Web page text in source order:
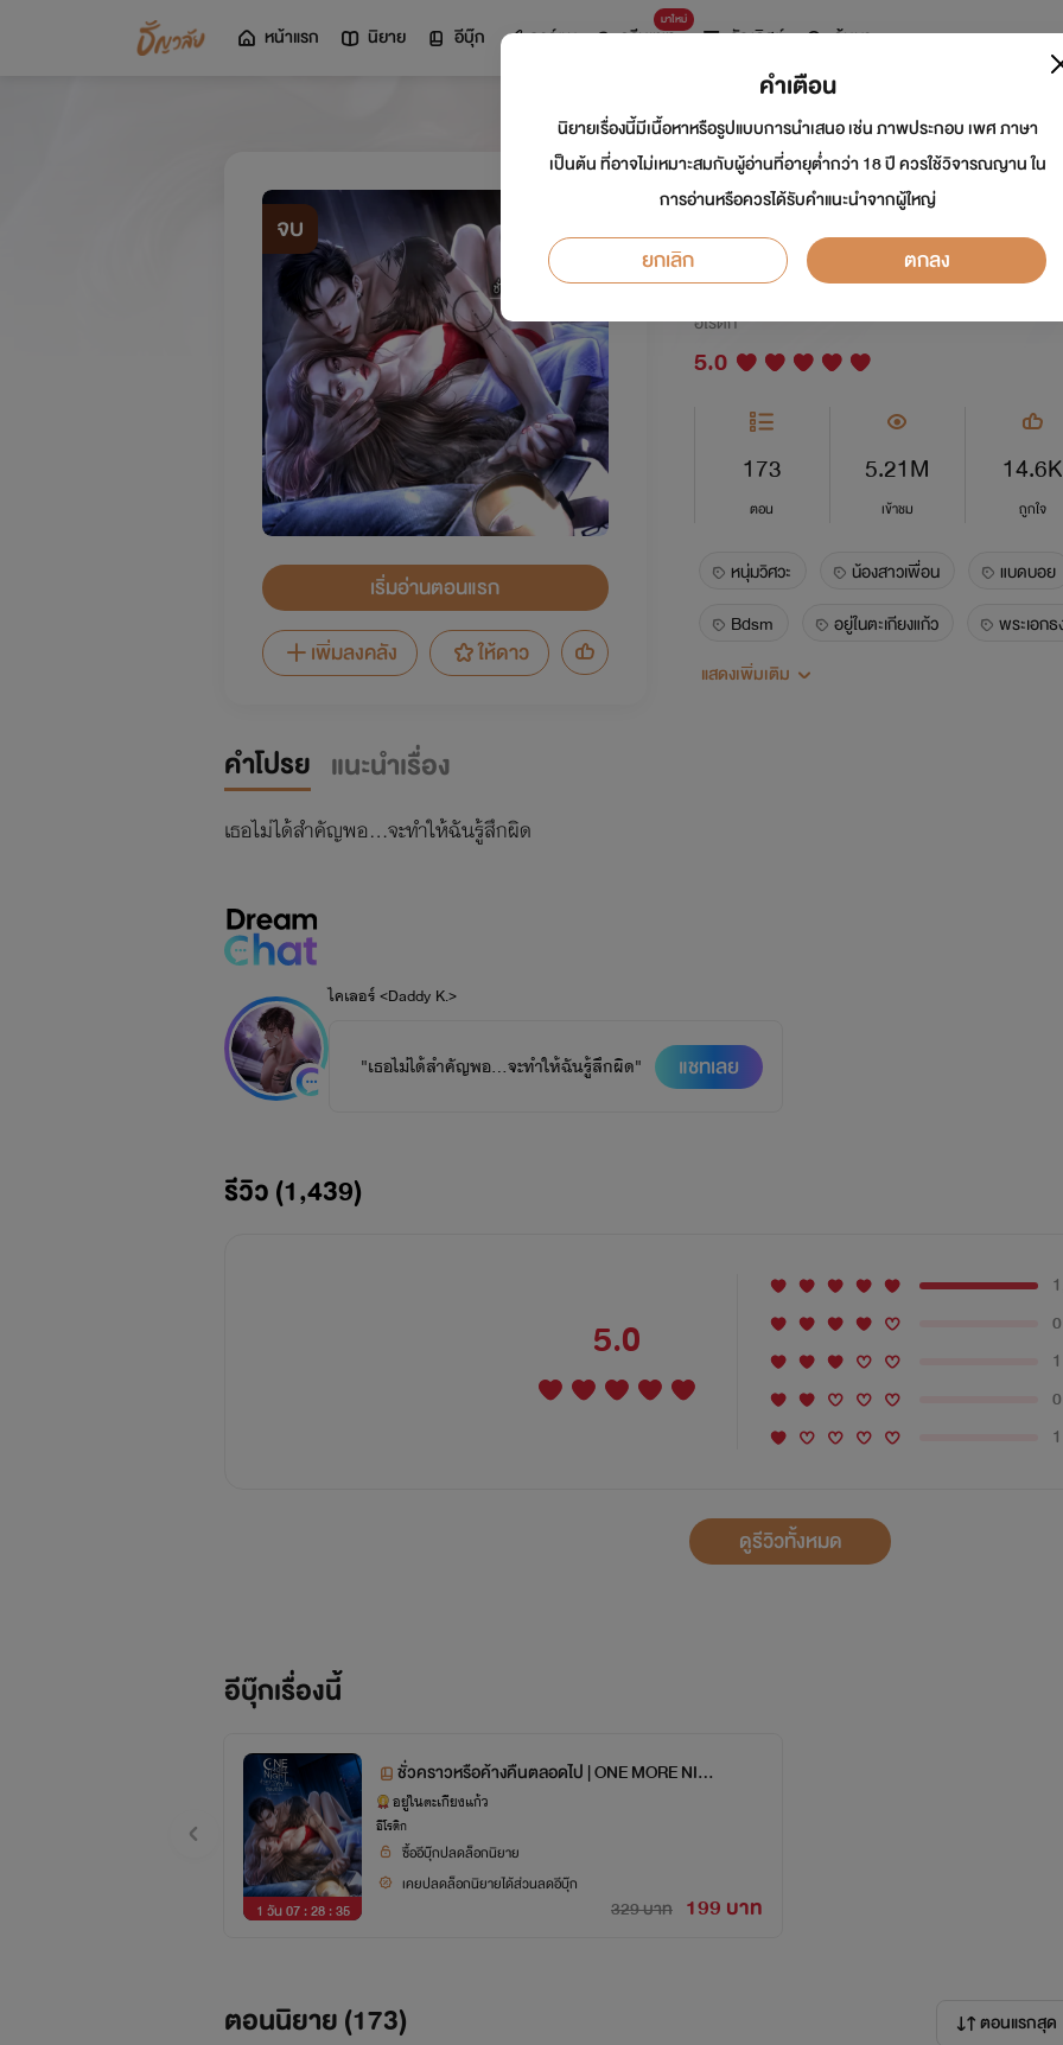
หน้าแรก นิยาย อีบุ๊ก การ์ตูน
มาใหม่
ดรีมแชท ธัญลิสต์ ค้นหา
จบ
เริ่มอ่านตอนแรก
เพิ่มลงคลัง
ให้ดาว
ชั่วคราวหรือค้างคื
MORE NIGHT
นักเขียน:อยู่ในตะเกียงแก้ว นักวาด: บ้านศิล
อีโรติก
5.0
173
ตอน
5.21M
เข้าชม
14.6K
ถูกใจ
หนุ่มวิศวะ น้องสาวเพื่อน
แบดบอย
Bdsm
อยู่ในตะเกียงแก้ว
พระเอก
Darkromance
แสดงเพิ่มเติม
คำโปรย แนะนำเรื่อง
เธอไม่ได้สำคัญพอ…จะทำให้ฉันรู้สึกผิด
ไคเลอร์ <Daddy K.>
"เธอไม่ได้สำคัญพอ...จะทำให้ฉันรู้สึกผิด" แชทเลย
รีวิว (1,439)
5.0
0
1
0
1
ดูรีวิวทั้งหมด
อีบุ๊กเรื่องนี้
1 วัน 07 : 28 : 34
ชั่วคราวหรือค้างคืนตลอดไป | ONE MORE NIGH
T
อยู่ในตะเกียงแก้ว
อีโรติก
ซื้ออีบุ๊กปลดล็อกนิยาย
เคยปลดล็อกนิยายได้ส่วนลดอีบุ๊ก
329 บาท 199 บาท
ตอนนิยาย (173) ตอนแรกสุด
คำเตือน
นิยายเรื่องนี้มีเนื้อหาหรือรูปแบบการนำเสนอ เช่น ภาพประกอบ เพศ ภาษา
เป็นต้น ที่อาจไม่เหมาะสมกับผู้อ่านที่อายุต่ำกว่า 18 ปี ควรใช้วิจารณญาน ใน
การอ่านหรือควรได้รับคำแนะนำจากผู้ใหญ่
ยกเลิก ตกลง